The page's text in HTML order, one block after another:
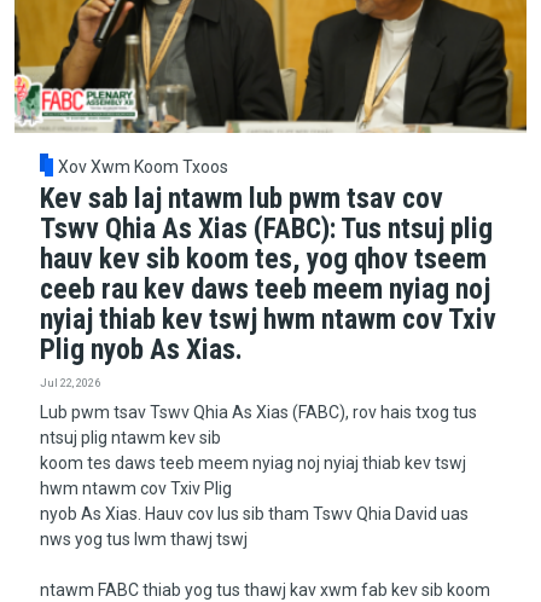
Xov Xwm Koom Txoos
Kev sab laj ntawm lub pwm tsav cov
Tswv Qhia As Xias (FABC): Tus ntsuj plig
hauv kev sib koom tes, yog qhov tseem
ceeb rau kev daws teeb meem nyiag noj
nyiaj thiab kev tswj hwm ntawm cov Txiv
Plig nyob As Xias.
Jul 22, 2026
Lub pwm tsav Tswv Qhia As Xias (FABC), rov hais txog tus
ntsuj plig ntawm kev sib
koom tes daws teeb meem nyiag noj nyiaj thiab kev tswj
hwm ntawm cov Txiv Plig
nyob As Xias. Hauv cov lus sib tham Tswv Qhia David uas
nws yog tus lwm thawj tswj
ntawm FABC thiab yog tus thawj kav xwm fab kev sib koom